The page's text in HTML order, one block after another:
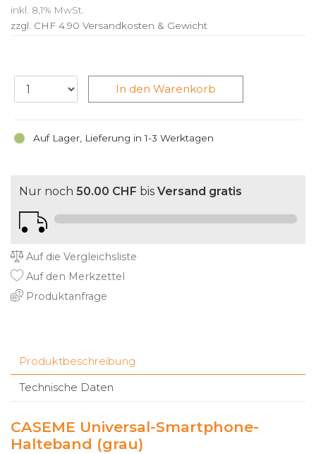
inkl. 8,1% MwSt.
zzgl. CHF 4.90 Versandkosten & Gewicht
Auf Lager, Lieferung in 1-3 Werktagen
In den Warenkorb
Nur noch 50.00 CHF bis Versand gratis
Auf die Vergleichsliste
Auf den Merkzettel
Produktanfrage
Produktbeschreibung
Technische Daten
CASEME Universal-Smartphone-
Halteband (grau)